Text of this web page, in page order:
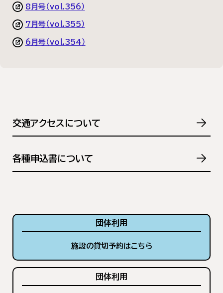
8月号（vol.356）
7月号（vol.355）
6月号（vol.354）
交通アクセスについて
各種申込書について
団体利用
施設の貸切予約はこちら
団体利用